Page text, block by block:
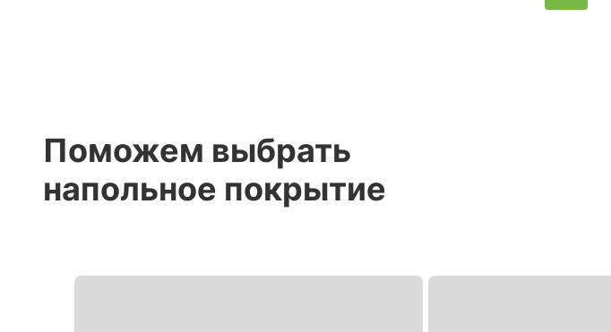
Поможем выбрать
напольное покрытие